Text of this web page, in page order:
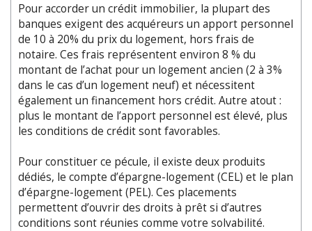
Pour accorder un crédit immobilier, la plupart des
banques exigent des acquéreurs un apport personnel
de 10 à 20% du prix du logement, hors frais de
notaire. Ces frais représentent environ 8 % du
montant de l’achat pour un logement ancien (2 à 3%
dans le cas d’un logement neuf) et nécessitent
également un financement hors crédit. Autre atout :
plus le montant de l’apport personnel est élevé, plus
les conditions de crédit sont favorables.
Pour constituer ce pécule, il existe deux produits
dédiés, le compte d’épargne-logement (CEL) et le plan
d’épargne-logement (PEL). Ces placements
permettent d’ouvrir des droits à prêt si d’autres
conditions sont réunies comme votre solvabilité.